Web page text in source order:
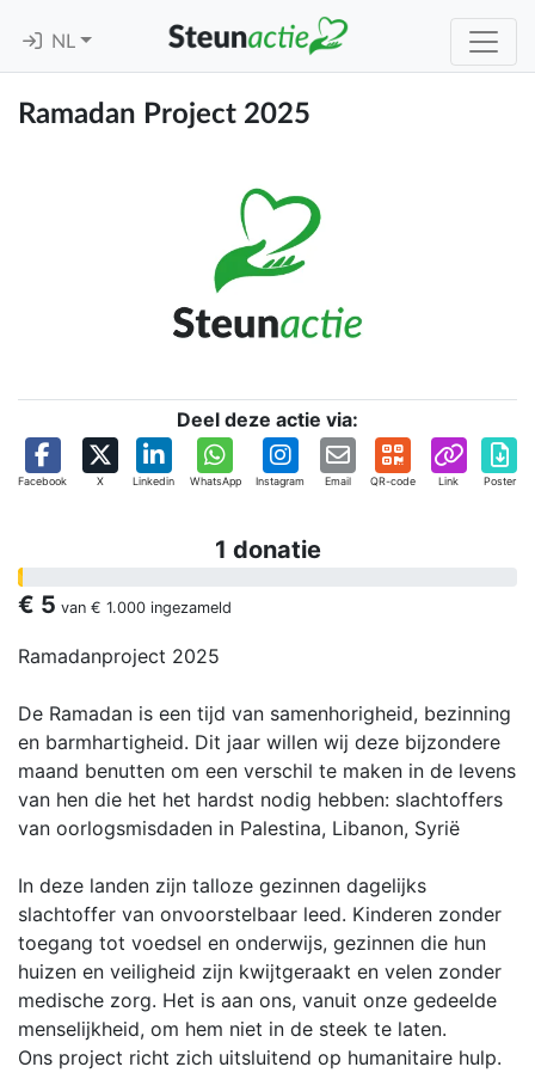
NL
Ramadan Project 2025
Deel deze actie via:
Facebook X Linkedin WhatsApp Instagram Email QR-code Link Poster
1 donatie
€ 5 van € 1.000 ingezameld
Ramadanproject 2025
De Ramadan is een tijd van samenhorigheid, bezinning
en barmhartigheid. Dit jaar willen wij deze bijzondere
maand benutten om een verschil te maken in de levens
van hen die het het hardst nodig hebben: slachtoffers
van oorlogsmisdaden in Palestina, Libanon, Syrië
In deze landen zijn talloze gezinnen dagelijks
slachtoffer van onvoorstelbaar leed. Kinderen zonder
toegang tot voedsel en onderwijs, gezinnen die hun
huizen en veiligheid zijn kwijtgeraakt en velen zonder
medische zorg. Het is aan ons, vanuit onze gedeelde
menselijkheid, om hem niet in de steek te laten.
Ons project richt zich uitsluitend op humanitaire hulp.